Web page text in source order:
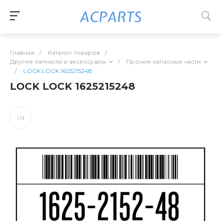
Главная / Каталог товаров
/
Другие запчасти и аксессуары
/
Прочие запасные части
/
LOCK LOCK 1625215248
LOCK LOCK 1625215248